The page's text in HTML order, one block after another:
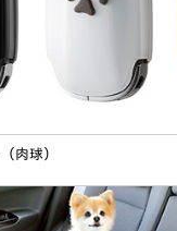
肉球）